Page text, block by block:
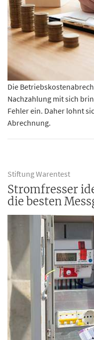
Die
Nachzahlung mit sich
Fehler ein. Daher lohnt
Abrechnung.
Stiftung Warentest
Stromfresser
die besten